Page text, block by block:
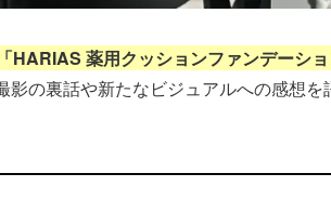
「HARIAS 薬用クッションファンデーショ
の裏話や新たなビジュアルへの感想を